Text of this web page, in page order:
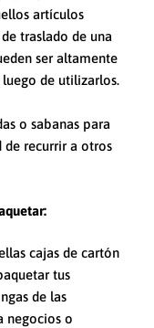
artículos
traslado de una
ser altamente
de utilizarlos.
o sabanas para
de recurrir a otros
cajas de cartón
tus
de las
negocios o